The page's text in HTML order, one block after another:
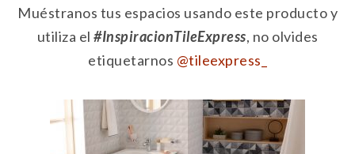
Muéstranos tus espacios usando este producto y
utiliza el #InspiracionTileExpress, no olvides
etiquetarnos @tileexpress_